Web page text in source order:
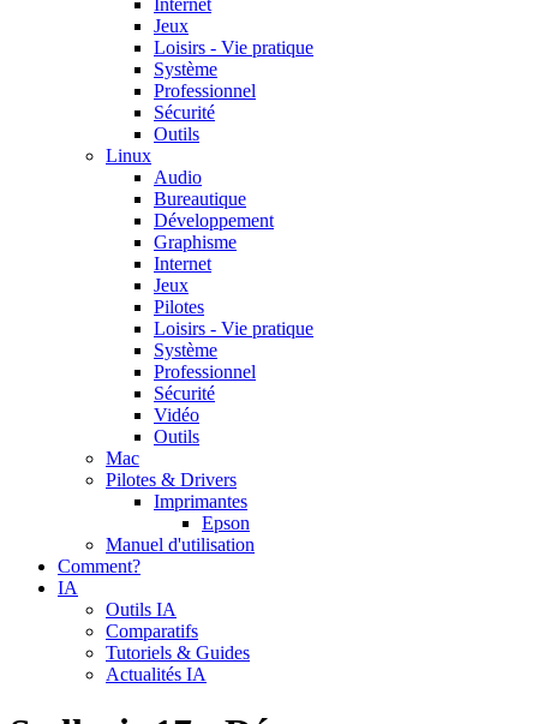
Internet
Jeux
Loisirs - Vie pratique
Système
Professionnel
Sécurité
Outils
Linux
Audio
Bureautique
Développement
Graphisme
Internet
Jeux
Pilotes
Loisirs - Vie pratique
Système
Professionnel
Sécurité
Vidéo
Outils
Mac
Pilotes & Drivers
Imprimantes
Epson
Manuel d'utilisation
Comment?
IA
Outils IA
Comparatifs
Tutoriels & Guides
Actualités IA